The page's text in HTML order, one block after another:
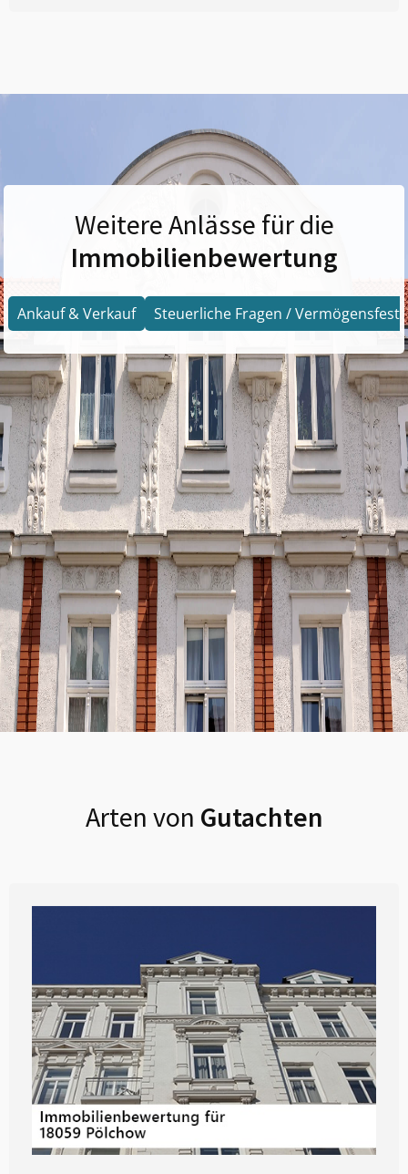
Weitere Anlässe für die
Immobilienbewertung
Ankauf & Verkauf Steuerliche Fragen /
Arten von Gutachten